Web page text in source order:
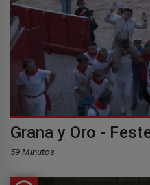
Grana y Oro -
59 Minutos